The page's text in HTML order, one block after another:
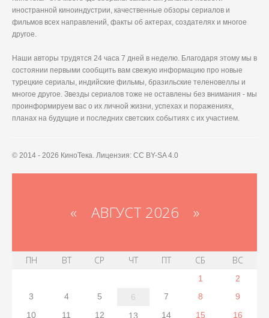
иностранной киноиндустрии, качественные обзоры сериалов и
фильмов всех направлений, факты об актерах, создателях и многое
другое.
Наши авторы трудятся 24 часа 7 дней в неделю. Благодаря этому мы в
состоянии первыми сообщить вам свежую информацию про новые
турецкие сериалы, индийские фильмы, бразильские теленовеллы и
многое другое. Звезды сериалов тоже не оставлены без внимания - мы
проинформируем вас о их личной жизни, успехах и поражениях,
планах на будущие и последних светских событиях с их участием.
© 2014 - 2026 КиноТека. Лицензия: CC BY-SA 4.0
« АВГУСТ 2026 »
ПН ВТ СР ЧТ ПТ СБ ВС
1
2
3
4 5 6 7 8
9
10
11 12 13 14 15 16